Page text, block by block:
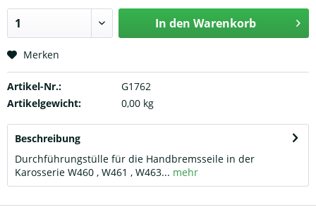
In den Warenkorb
Merken
Artikel-Nr.:
G1762
Artikelgewicht:
0,00 kg
Beschreibung
Durchführungstülle für die Handbremsseile in der
Karosserie W460 , W461 , W463... mehr